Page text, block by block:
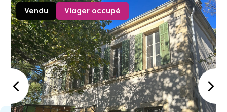
Vendu Viager occupé